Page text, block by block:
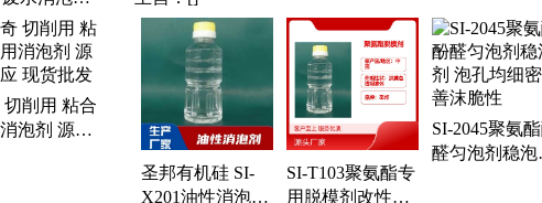
切削用 粘合
泡剂 源头
圣邦有机硅 SI-
X201油性消泡剂
SI-T103聚氨酯专
用脱模剂改性有
SI-2045聚氨
醛匀泡剂稳泡